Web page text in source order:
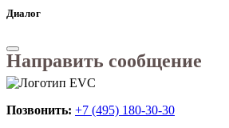
Диалог
Направить сообщение
Позвонить: +7 (495) 180-30-30